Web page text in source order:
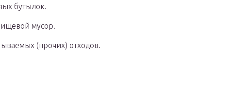
бутылок.
мусор.
(прочих) отходов.